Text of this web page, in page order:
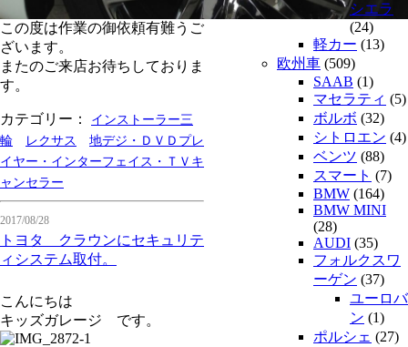
この度は作業の御依頼有難うご
ざいます。
またのご来店お待ちしておりま
す。
カテゴリー：
インストーラー三
輪
レクサス
地デジ・ＤＶＤプレ
イヤー・インターフェイス・ＴＶキ
ャンセラー
2017/08/28
トヨタ クラウンにセキュリテ
ィシステム取付。
こんにちは
キッズガレージ です。
シエラ
(24)
軽カー (13)
欧州車 (509)
SAAB (1)
マセラティ (5)
ボルボ (32)
シトロエン (4)
ベンツ (88)
スマート (7)
BMW (164)
BMW MINI
(28)
AUDI (35)
フォルクスワ
ーゲン (37)
ユーロバ
ン (1)
ポルシェ (27)